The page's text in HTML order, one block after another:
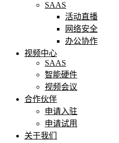
SAAS
活动直播
网络安全
办公协作
视频中心
SAAS
智能硬件
视频会议
合作伙伴
申请入驻
申请试用
关于我们